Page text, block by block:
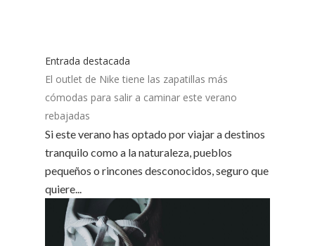
Entrada destacada
El outlet de Nike tiene las zapatillas más
cómodas para salir a caminar este verano
rebajadas
Si este verano has optado por viajar a destinos
tranquilo como a la naturaleza, pueblos
pequeños o rincones desconocidos, seguro que
quiere...